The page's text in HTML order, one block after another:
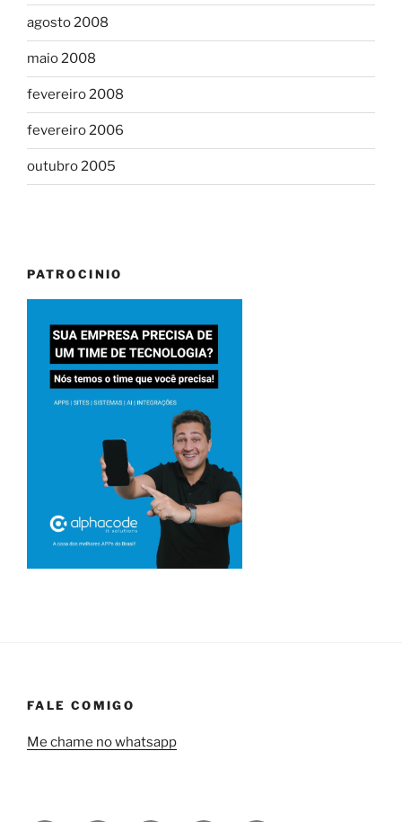
agosto 2008
maio 2008
fevereiro 2008
fevereiro 2006
outubro 2005
PATROCINIO
FALE COMIGO
Me chame no whatsapp